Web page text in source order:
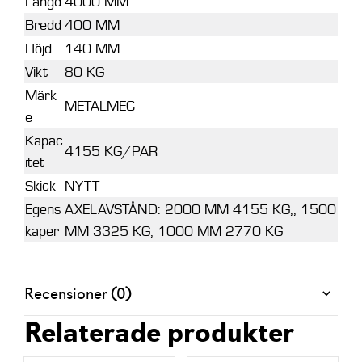
Bredd400 MM
Höjd
140 MM
Vikt
80 KG
Märk
e
METALMEC
Kapac
itet
4155 KG/PAR
Skick NYTT
Egens
kaper
AXELAVSTÅND: 2000 MM 4155 KG,, 1500
MM 3325 KG, 1000 MM 2770 KG
Recensioner (0)
Relaterade produkter